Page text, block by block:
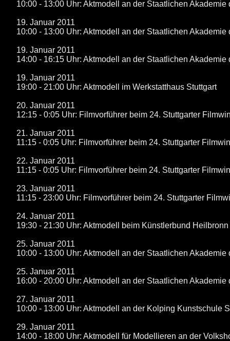
10:00 - 13:00 Uhr: Aktmodell an der Staatlichen
19. Januar 2011
10:00 - 13:00 Uhr: Aktmodell an der Staatlichen
19. Januar 2011
14:00 - 16:15 Uhr: Aktmodell an der Staatlichen
19. Januar 2011
19:00 - 21:00 Uhr: Aktmodell im Werkstatthaus Stuttgart
20. Januar 2011
12:15 - 0:05 Uhr: Filmvorführer beim 24. Stuttgarter
21. Januar 2011
11:15 - 0:05 Uhr: Filmvorführer beim 24. Stuttgarter
22. Januar 2011
11:15 - 0:05 Uhr: Filmvorführer beim 24. Stuttgarter
23. Januar 2011
11:15 - 23:00 Uhr: Filmvorführer beim 24. Stuttgarter
24. Januar 2011
19:30 - 21:30 Uhr: Aktmodell beim Künstlerbund Heilbronn
25. Januar 2011
10:00 - 13:00 Uhr: Aktmodell an der Staatlichen
25. Januar 2011
16:00 - 20:00 Uhr: Aktmodell an der Staatlichen
27. Januar 2011
10:00 - 13:00 Uhr: Aktmodell an der Kolping Kunstschule
29. Januar 2011
14:00 - 18:00 Uhr: Aktmodell für Modellieren an der